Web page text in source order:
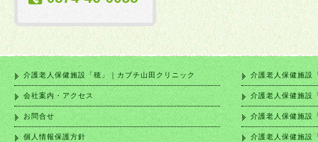
介護老人保健施設「穂」｜カブチ山田クリニック
会社案内・アクセス
お問合せ
個人情報保護方針
介護老人保健施設
介護老人保健施設
介護老人保健施設
介護老人保健施設